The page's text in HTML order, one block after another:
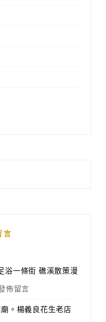
言
浴一條街 礁溪散策漫
佈留言
。楊義良花生老店